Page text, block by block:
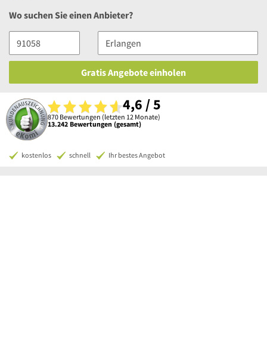
Wo suchen Sie einen Anbieter?
Gratis Angebote einholen
4,6 / 5
870 Bewertungen (letzten 12 Monate)
13.242 Bewertungen (gesamt)
kostenlos schnell Ihr bestes Angebot